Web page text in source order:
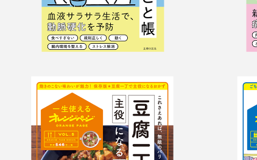
豆腐一丁で主役にな
るおかず
収
じ